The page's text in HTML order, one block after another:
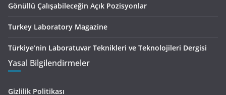
Gönüllü Çalışabileceğin Açık Pozisyonlar
Turkey Laboratory Magazine
Türkiye’nin Laboratuvar Teknikleri ve Teknolojileri Dergisi
Yasal Bilgilendirmeler
Gizlilik Politikası